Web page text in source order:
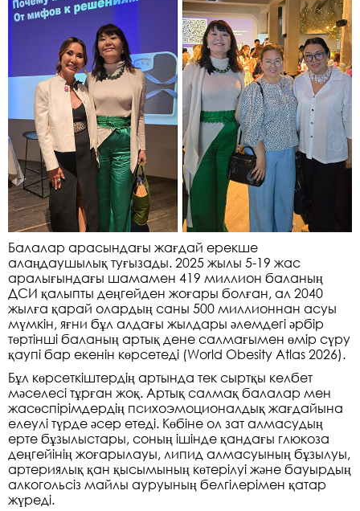
Балалар арасындағы жағдай ерекше
алаңдаушылық туғызады. 2025 жылы 5-19 жас
аралығындағы шамамен 419 миллион баланың
ДСИ қалыпты деңгейден жоғары болған, ал 2040
жылға қарай олардың саны 500 миллионнан асуы
мүмкін, яғни бұл алдағы жылдары әлемдегі әрбір
төртінші баланың артық дене салмағымен өмір сүру
қаупі бар екенін көрсетеді (World Obesity Atlas 2026).
Бұл көрсеткіштердің артында тек сыртқы келбет
мәселесі тұрған жоқ. Артық салмақ балалар мен
жасөспірімдердің психоэмоционалдық жағдайына
елеулі түрде әсер етеді. Көбіне ол зат алмасудың
ерте бұзылыстары, соның ішінде қандағы глюкоза
деңгейінің жоғарылауы, липид алмасуының бұзылуы,
артериялық қан қысымының көтерілуі және бауырдың
алкогольсіз майлы ауруының белгілерімен қатар
жүреді.